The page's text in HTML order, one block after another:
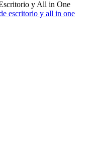
y All in One
escritorio y all in one